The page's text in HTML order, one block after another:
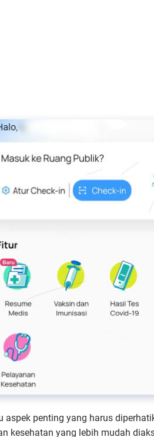
penting yang harus
kesehatan yang lebih mudah